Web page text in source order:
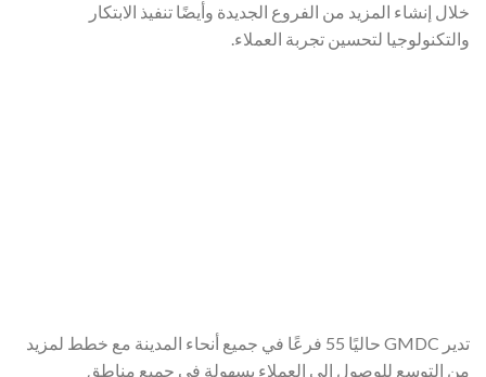
خلال إنشاء المزيد من الفروع الجديدة وأيضًا تنفيذ الابتكار
والتكنولوجيا لتحسين تجربة العملاء.
تدير GMDC حاليًا 55 فرعًا في جميع أنحاء المدينة مع خطط لمزيد
من التوسع للوصول إلى العملاء بسهولة في جميع مناطق